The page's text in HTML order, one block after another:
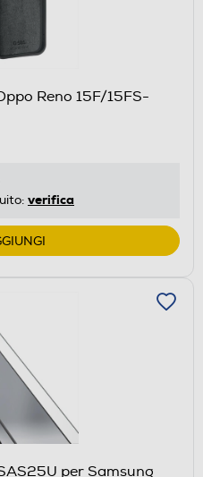
Reno 15F/15FS-
verifica
per Samsung